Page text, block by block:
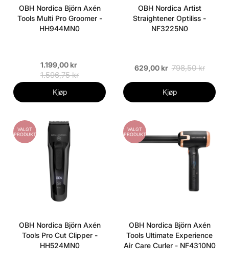
OBH Nordica Björn Axén
Tools Multi Pro Groomer -
HH944MN0
1.199,00 kr
1.596,75 kr
Kjøp
OBH Nordica Artist
Straightener Optiliss -
NF3225N0
629,00 kr 798,50 kr
Kjøp
VALGT
PRODUKT
OBH Nordica Björn Axén
Tools Pro Cut Clipper -
HH524MN0
VALGT
PRODUKT
OBH Nordica Björn Axén
Tools Ultimate Experience
Air Care Curler - NF4310N0